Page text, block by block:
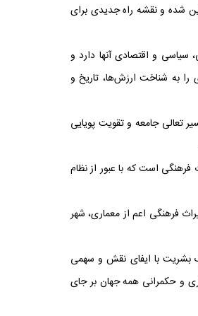
شده و نقشه راه جدیدی برای
سیاسی و اقتصادی آنها دارد و
به شناخت ارزش‌ها، تاریخ و
تعالی جامعه و تقویت پویایی
است که با عبور از نظام
فرهنگی اعم از معماری، شهر
بشریت با ایفای نقش و سهمی
و حکمرانی همه جهان بر جای